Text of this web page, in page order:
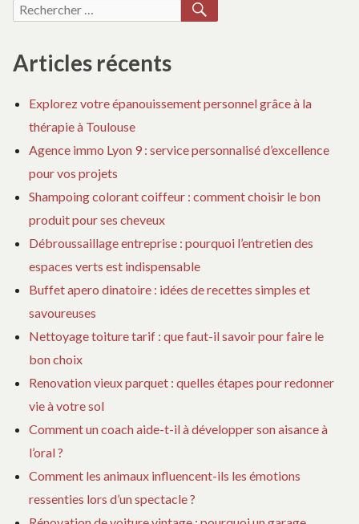
Recherche
Articles récents
Explorez votre épanouissement personnel grâce à la
thérapie à Toulouse
Agence immo Lyon 9 : service personnalisé d’excellence
pour vos projets
Shampoing colorant coiffeur : comment choisir le bon
produit pour ses cheveux
Débroussaillage entreprise : pourquoi l’entretien des
espaces verts est indispensable
Buffet apero dinatoire : idées de recettes simples et
savoureuses
Nettoyage toiture tarif : que faut-il savoir pour faire le
bon choix
Renovation vieux parquet : quelles étapes pour redonner
vie à votre sol
Comment un coach aide-t-il à développer son aisance à
l’oral ?
Comment les animaux influencent-ils les émotions
ressenties lors d’un spectacle ?